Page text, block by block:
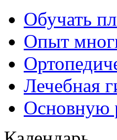
Обучать
Опыт
Лечебная
Основную